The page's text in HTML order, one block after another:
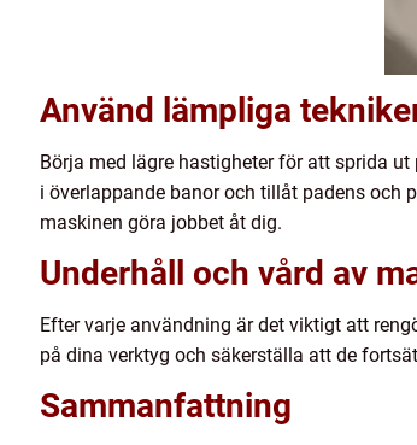
Använd lämpliga
Börja med lägre hastigheter för att sprida
i överlappande banor och tillåt padens och
maskinen göra jobbet åt dig.
Underhåll och vård av
Efter varje användning är det viktigt att
på dina verktyg och säkerställa att de
Sammanfattning